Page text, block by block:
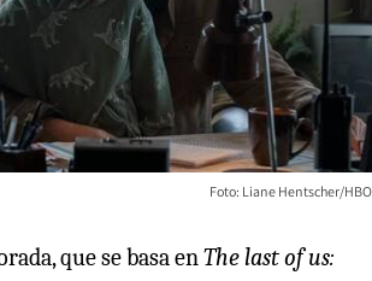
Foto: Liane Hentscher/HBO
que se basa enThe last of us: